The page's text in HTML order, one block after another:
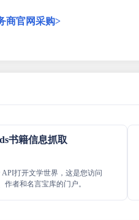
商官网采购>
书籍信息抓取
API打开文学世界，这是您访问
作者和名言宝库的门户。